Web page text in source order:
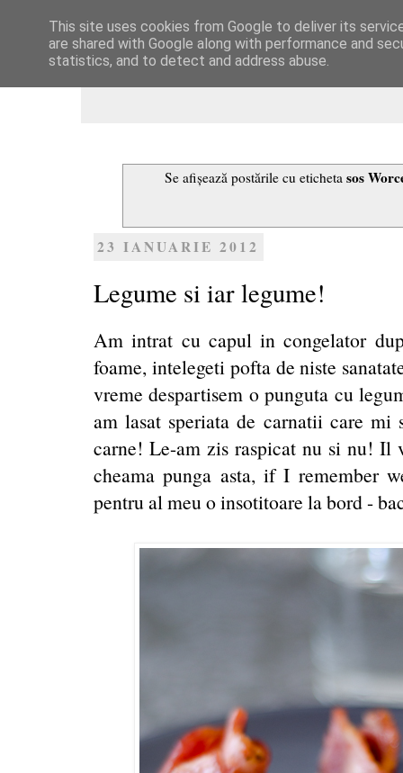
Dulcegarii culinare
Se afișează postările cu etichetasos
23 IANUARIE 2012
Legume si iar legume!
Am intrat cu capul in congelator
foame, intelegeti pofta de niste
vreme despartisem o punguta cu
am lasat speriata de carnatii care
carne! Le-am zis raspicat nu si nu! Il
cheama punga asta, if I remember
pentru al meu o insotitoare la bord -
This site uses cookies from Google to deliver its
are shared with Google along with performance and
statistics, and to detect and address abuse.